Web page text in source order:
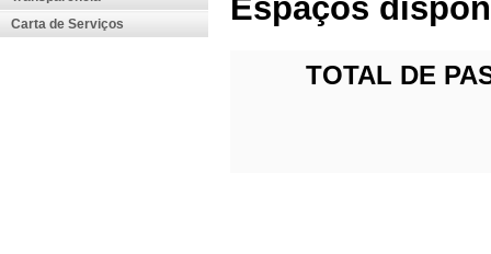
Carta de Serviços
Espaços
TOTAL DE